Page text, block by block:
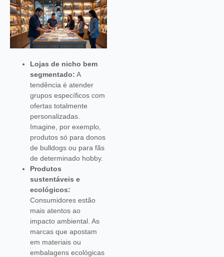
Lojas de nicho bem
segmentado: A
tendência é atender
grupos específicos com
ofertas totalmente
personalizadas.
Imagine, por exemplo,
produtos só para donos
de bulldogs ou para fãs
de determinado hobby.
Produtos
sustentáveis e
ecológicos:
Consumidores estão
mais atentos ao
impacto ambiental. As
marcas que apostam
em materiais ou
embalagens ecológicas